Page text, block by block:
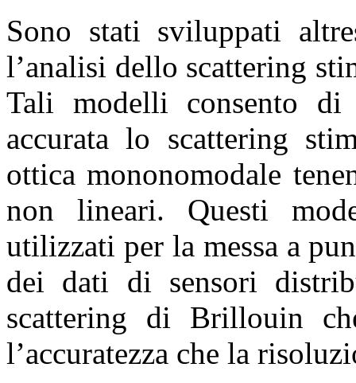
Sono stati sviluppati
l’analisi dello scattering
Tali modelli consento di
accurata lo scattering
ottica mononomodale
non lineari. Questi
utilizzati per la messa a
dei dati di sensori
scattering di Brillouin
l’accuratezza che la